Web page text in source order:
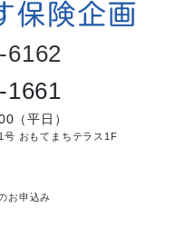
6162
（平日）
おもてまちテラス1F
お申込み